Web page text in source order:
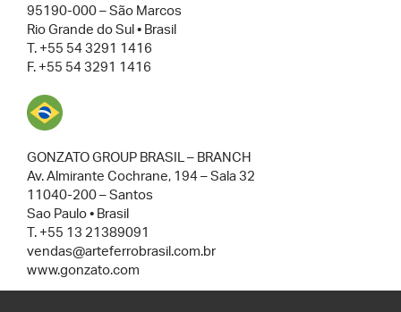
95190-000 – São Marcos
Rio Grande do Sul • Brasil
T. +55 54 3291 1416
F. +55 54 3291 1416
GONZATO GROUP BRASIL – BRANCH
Av. Almirante Cochrane, 194 – Sala 32
11040-200 – Santos
Sao Paulo • Brasil
T. +55 13 21389091
vendas@arteferrobrasil.com.br
www.gonzato.com